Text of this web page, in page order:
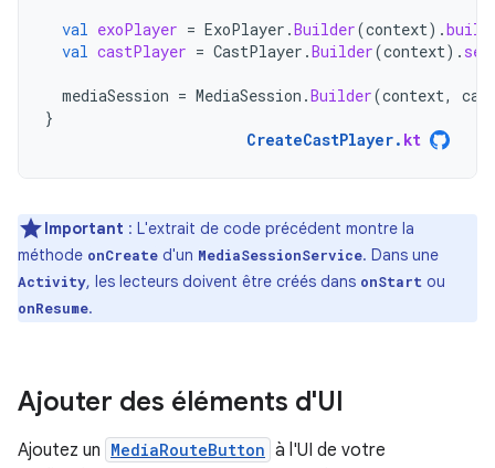
val exoPlayer = ExoPlayer .Builder(context).build
val castPlayer = CastPlayer .Builder(context).
mediaSession = MediaSession .Builder(context,
}
CreateCastPlayer. kt
Important : L'extrait de code précédent montre la
méthode onCreate d'un MediaSessionService. Dans une
Activity, les lecteurs doivent être créés dans onStart ou
onResume.
Ajouter des éléments d'UI
Ajoutez un MediaRouteButton à l'UI de votre